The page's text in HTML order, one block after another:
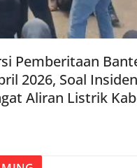
Pemberitaan
2026, Soal
Aliran Listrik